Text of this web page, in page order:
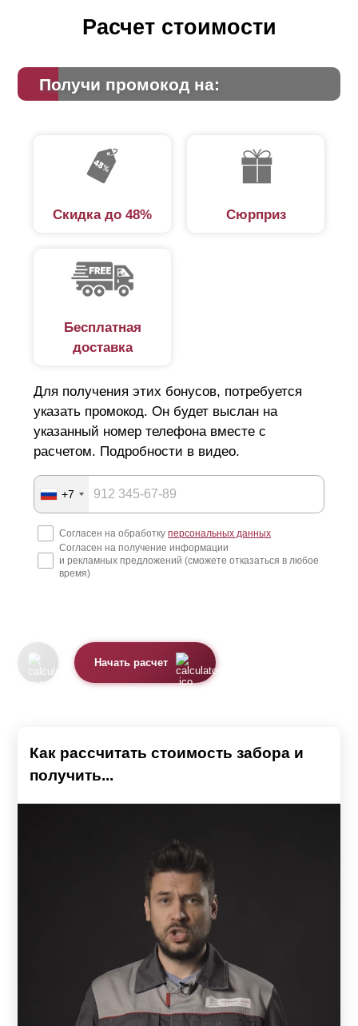
Расчет стоимости
Получи промокод на:
Скидка до 48% Сюрприз
Бесплатная
доставка
Для получения этих бонусов, потребуется
указать промокод. Он будет выслан на
указанный номер телефона вместе с
расчетом. Подробности в видео.
+7
Согласен на обработку персональных данных
Согласен на получение информации
и рекламных предложений (сможете отказаться в любое
время)
Начать расчет
Как рассчитать стоимость забора и
получить...